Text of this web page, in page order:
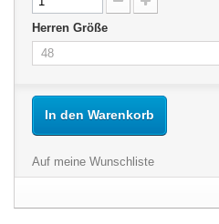
Herren Größe
In den Warenkorb
Auf meine Wunschliste